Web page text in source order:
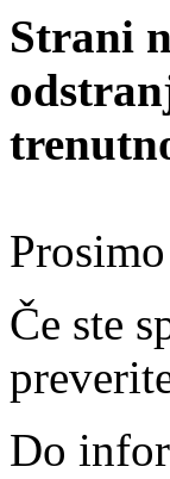
Strani
Če ste
Do